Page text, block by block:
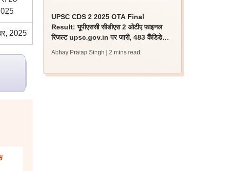
2025
UPSC CDS 2 2025 OTA Final
Result: यूपीएससी सीडीएस 2 ओटीए फाइनल
रिजल्ट upsc.gov.in पर जारी, 483 कैंडिडेट
Abhay Pratap Singh | 2 mins read